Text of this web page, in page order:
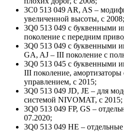
3C0 513 049 AR, AS –
увеличенной высоты, с 2008;
3Q0 513 049 с буквенными
поколение с передним
3Q0 513 049 с буквенными
GA, AJ – III поколение с
3Q0 513 045 с буквенными
III поколение,
управлением, с 2015;
3Q0 513 049 JD, JE – для
системой NIVOMAT, с 2015;
3Q0 513 049 FP, GS –
07.2020;
3Q0 513 049 HE –